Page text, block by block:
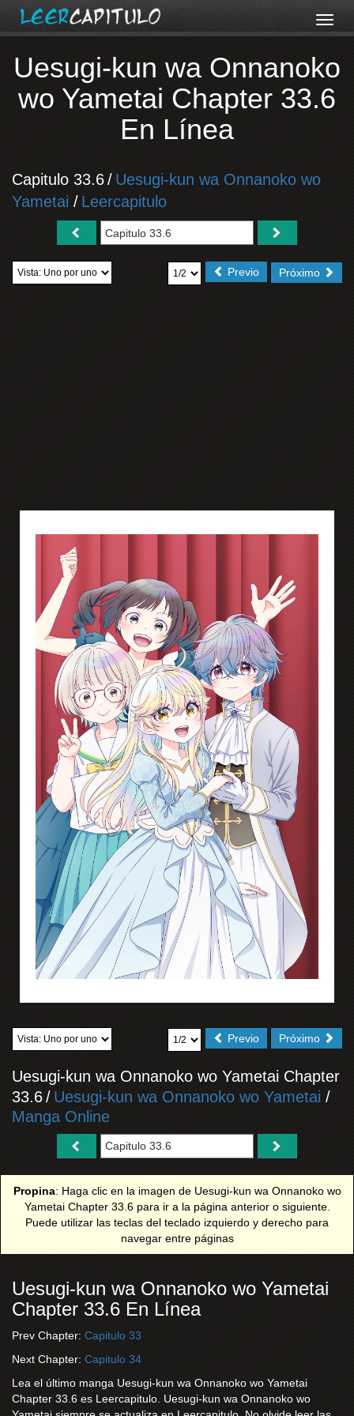
Uesugi-kun wa Onnanoko
wo Yametai Chapter 33.6
En Línea
Capitulo 33.6/ Uesugi-kun wa Onnanoko wo
Yametai / Leercapitulo
Próximo
Previo
Próximo
Previo
Uesugi-kun wa Onnanoko wo Yametai Chapter
33.6/ Uesugi-kun wa Onnanoko wo Yametai /
Manga Online
Propina: Haga clic en la imagen de Uesugi-kun wa Onnanoko wo
Yametai Chapter 33.6 para ir a la página anterior o siguiente.
Puede utilizar las teclas del teclado izquierdo y derecho para
navegar entre páginas
Uesugi-kun wa Onnanoko wo Yametai
Chapter 33.6 En Línea
Prev Chapter: Capitulo 33
Next Chapter: Capitulo 34
Lea el último manga Uesugi-kun wa Onnanoko wo Yametai
Chapter 33.6 es Leercapitulo. Uesugi-kun wa Onnanoko wo